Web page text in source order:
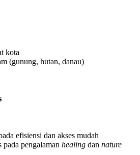
kota
(gunung, hutan, danau)
efisiensi dan akses mudah
pengalaman healing dan nature